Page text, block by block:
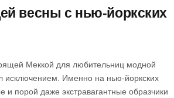
весны с нью-йоркских
Меккой для любительниц модной
исключением. Именно на нью-йоркских
порой даже экстравагантные образчики